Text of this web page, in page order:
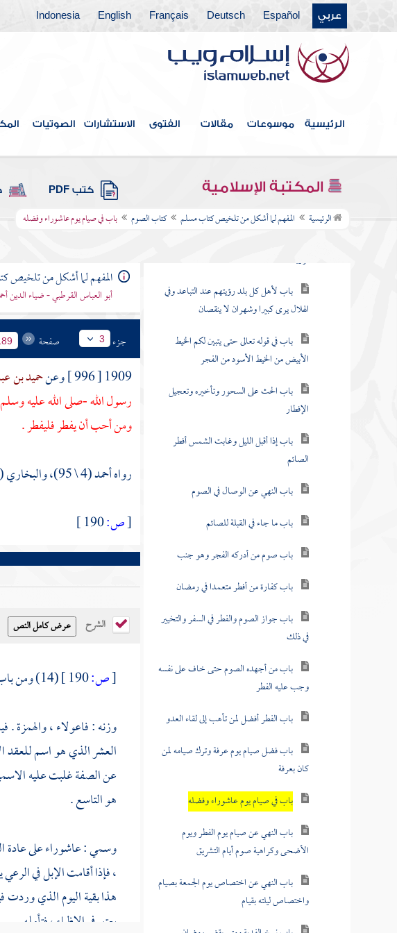
عربي Español
Deutsch
Français
English
Indonesia
الرئيسية موسوعات مقالات الفتوى الاستشارات الصوتيات
المكتبة الإسلامية كتب PDF
الرئيسية المفهم لما أشكل من تلخيص كتاب مسلم كتاب الصوم باب في صيام يوم عاشوراء وفضله
كتاب الجمعة
أبواب صلاة العيدين
أبواب الاستسقاء
أبواب كسوف الشمس والقمر
كتاب الجنائز
كتاب الزكاة
كتاب الصوم
لرؤية الهلال
باب لأهل كل بلد رؤيتهم عند التباعد وفي
الهلال يرى كبيرا وشهران لا ينقصان
باب في قوله تعالى حتى يتبين لكم الخيط
الأبيض من الخيط الأسود من الفجر
باب الحث على السحور وتأخيره وتعجيل
الإفطار
باب إذا أقبل الليل وغابت الشمس أفطر
الصائم
باب النهي عن الوصال في الصوم
باب ما جاء في القبلة للصائم
باب صوم من أدركه الفجر وهو جنب
باب كفارة من أفطر متعمدا في رمضان
باب جواز الصوم والفطر في السفر والتخيير
في ذلك
باب من أجهده الصوم حتى خاف على نفسه
وجب عليه الفطر
باب الفطر أفضل لمن تأهب إلى لقاء العدو
باب فضل صيام يوم عرفة وترك صيامه لمن
كان بعرفة
باب في صيام يوم عاشوراء وفضله
باب النهي عن صيام يوم الفطر ويوم
الأضحى وكراهية صوم أيام التشريق
باب النهي عن اختصاص يوم الجمعة بصيام
واختصاص ليلته بقيام
المفهم لما أشكل من تلخيص
أبو العباس القرطبي - ضياء الدين
جزء 3 صفحة
1909 [ 996 ] وعن حميد بن
رسول الله -صلى الله عليه
ومن أحب أن يفطر فليفطر .
رواه أحمد (4 \ 95)، والبخاري (2003)، ومسلم (1129) .
[ص:
الشرح
[ص: (14) ومن باب:
وزنه : فاعولاء ، والهمزة
العشر الذي هو اسم للعقد
عن الصفة غلبت عليه
هو التاسع .
وسمي : عاشوراء على عادة
، فإذا أقامت الإبل في
هذا بقية اليوم الذي وردت
يعتبر في الإظماء ، فتأمله .